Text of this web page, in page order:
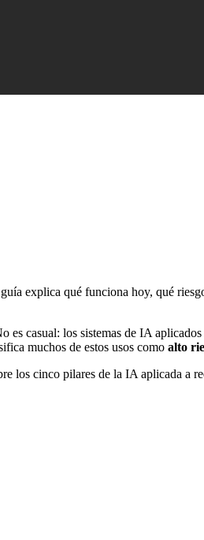
explica qué funciona hoy, qué
es casual: los sistemas de IA
muchos de estos usos como alto
los cinco pilares de la IA aplicada a